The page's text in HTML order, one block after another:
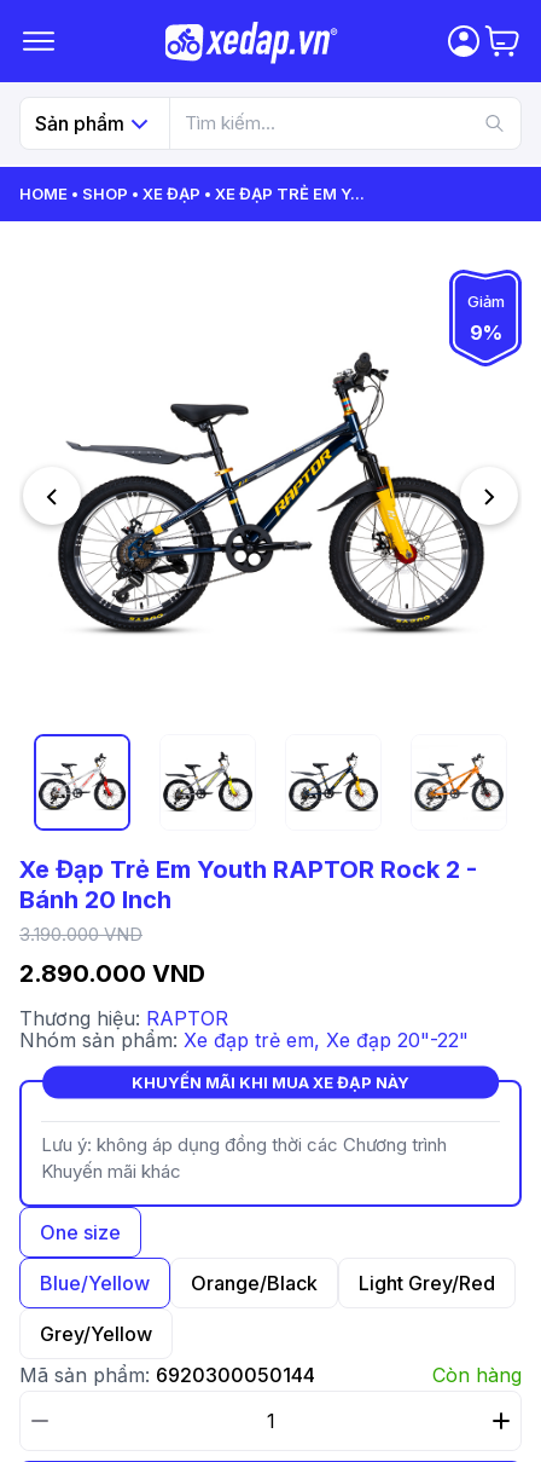
Sản phẩm
HOME SHOP XE ĐẠP XE ĐẠP TRẺ EM Y...
Giảm
9%
Xe Đạp Trẻ Em Youth RAPTOR Rock 2 -
Bánh 20 Inch
2.890.000 VND
3.190.000 VND
Thương hiệu: RAPTOR
Nhóm sản phẩm: Xe đạp trẻ em, Xe đạp 20"-22"
KHUYẾN MÃI KHI MUA XE ĐẠP NÀY
Lưu ý: không áp dụng đồng thời các Chương trình
Khuyến mãi khác
One size
Blue/Yellow Orange/Black Light Grey/Red
Grey/Yellow
Mã sản phẩm: 6920300050144 Còn hàng